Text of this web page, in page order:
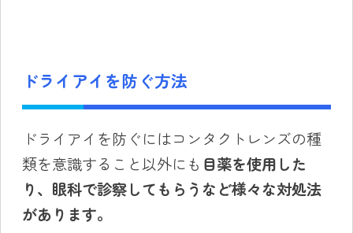
ドライアイを防ぐ方法
ドライアイを防ぐにはコンタクトレンズの種
類を意識すること以外にも 目薬を使用した
り、眼科で診察してもらうなど様々な対処法
があります。